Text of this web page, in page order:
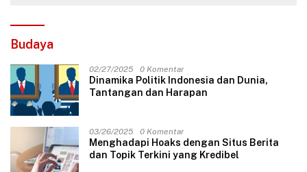
Budaya
02/27/2025 0 Komentar
Dinamika Politik Indonesia dan Dunia,
Tantangan dan Harapan
03/26/2025 0 Komentar
Menghadapi Hoaks dengan Situs Berita
dan Topik Terkini yang Kredibel